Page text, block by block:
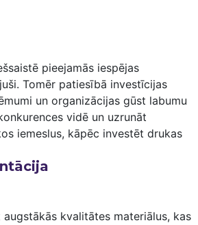
pieejamās iespējas
Tomēr patiesībā investīcijas
un organizācijas gūst labumu
vidē un uzrunāt
iemeslus, kāpēc investēt drukas‍
kvalitātes materiālus, kas